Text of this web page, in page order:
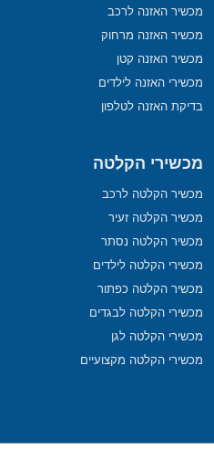
מכשיר האזנה לרכב
מכשיר האזנה מרחוק
מכשיר האזנה קטן
מכשירי האזנה לילדים
בדיקת האזנה לטלפון
מכשירי הקלטה
מכשיר הקלטה לרכב
מכשיר הקלטה זעיר
מכשיר הקלטה נסתר
מכשירי הקלטה לילדים
מכשיר הקלטה כפתור
מכשירי הקלטה לבגדים
מכשירי הקלטה לגן
מכשירי הקלטה מקצועיים